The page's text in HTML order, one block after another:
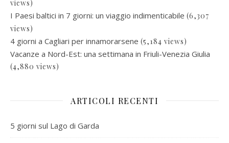
views)
I Paesi baltici in 7 giorni: un viaggio indimenticabile (6,307
views)
4 giorni a Cagliari per innamorarsene (5,184 views)
Vacanze a Nord-Est: una settimana in Friuli-Venezia Giulia
(4,880 views)
ARTICOLI RECENTI
5 giorni sul Lago di Garda